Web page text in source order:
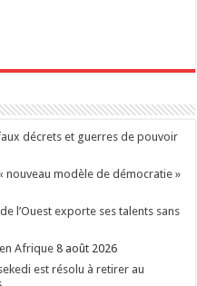
décrets et guerres de pouvoir
nouveau modèle de démocratie »
l’Ouest exporte ses talents sans
Afrique 8 août 2026
est résolu à retirer au